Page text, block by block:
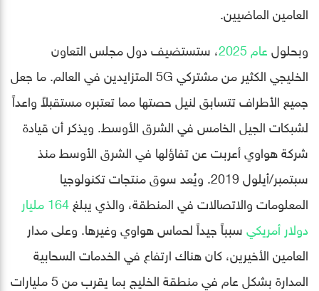
العامين الماضيين.
وبحلولعام 2025
، ستستضيف دول مجلس التعاون
الخليجي الكثير من مشتركي 5G المتزايدين في العالم. ما جعل
جميع الأطراف تتسابق لنيل حصتها مما تعتبره مستقبلاً واعداً
لشبكات الجيل الخامس في الشرق الأوسط. ويذكر أن قيادة
شركة هواوي أعربت عن تفاؤلها في الشرق الأوسط منذ
سبتمبر/أيلول 2019. ويُعد سوق منتجات تكنولوجيا
المعلومات والاتصالات في المنطقة، والذي يبلغ
164 مليار
دولار أمريكيسبباً جيداً لحماس هواوي وغيرها. وعلى مدار
العامين الأخيرين، كان هناك ارتفاع في الخدمات السحابية
المدارة بشكل عام في منطقة الخليج بما يقرب من 5 مليارات